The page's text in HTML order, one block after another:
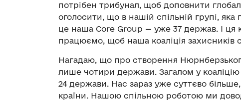
потрібен трибунал, щоб доповнити
оголосити, що в нашій спільній групі,
це наша Сore Group — уже 37 держав. І ця
працюємо, щоб наша коаліція захисників
Нагадаю, що про створення
лише чотири держави. Загалом у
24 держави. Нас зараз уже суттєво
країни. Нашою спільною роботою ми